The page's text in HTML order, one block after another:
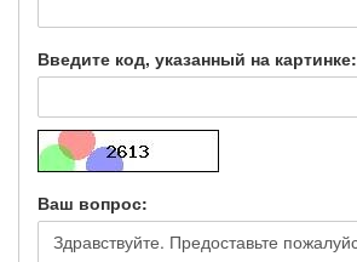
Введите код, указанный на картинке:
Ваш вопрос: